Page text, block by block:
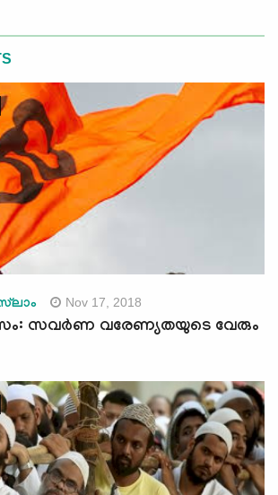
Nov 17, 2018
സവര്‍ണ വരേണ്യതയുടെ വേരും